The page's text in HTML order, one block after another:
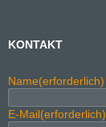
KONTAKT
Name(erforderlich)
E-Mail(erforderlich)